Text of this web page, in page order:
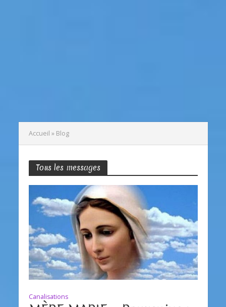
Accueil » Blog
Tous les messages
Canalisations